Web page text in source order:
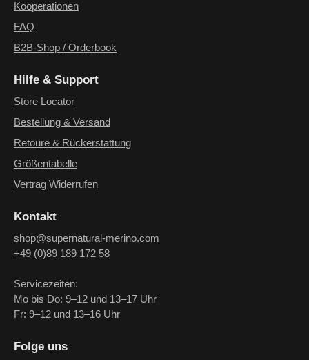
Folge uns
Kooperationen
FAQ
B2B-Shop / Orderbook
Hilfe & Support
Store Locator
Bestellung & Versand
Retoure & Rückerstattung
Größentabelle
Vertrag Widerrufen
Kontakt
shop@supernatural-merino.com
+49 (0)89 189 172 58
Servicezeiten:
Mo bis Do: 9–12 und 13–17 Uhr
Fr: 9–12 und 13–16 Uhr